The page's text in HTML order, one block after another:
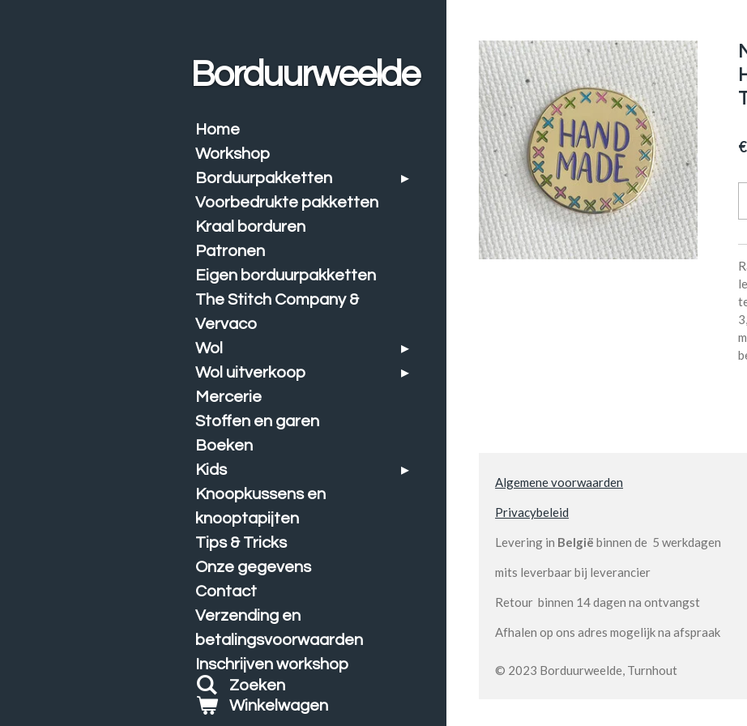
Algemene voorwaarden
Privacybeleid
Levering in België binnen de 5 werkdagen
mits leverbaar bij leverancier
Retour binnen 14 dagen na ontvangst
Afhalen op ons adres mogelijk na afspraak
© 2023 Borduurweelde, Turnhout
Borduurweelde
Home
Workshop
Borduurpakketten
Voorbedrukte pakketten
Kraal borduren
Patronen
Eigen borduurpakketten
The Stitch Company &
Vervaco
Wol
Wol uitverkoop
Mercerie
Stoffen en garen
Boeken
Kids
Knoopkussens en
knooptapijten
Tips & Tricks
Onze gegevens
Contact
Verzending en
betalingsvoorwaarden
Inschrijven workshop
Zoeken
Winkelwagen